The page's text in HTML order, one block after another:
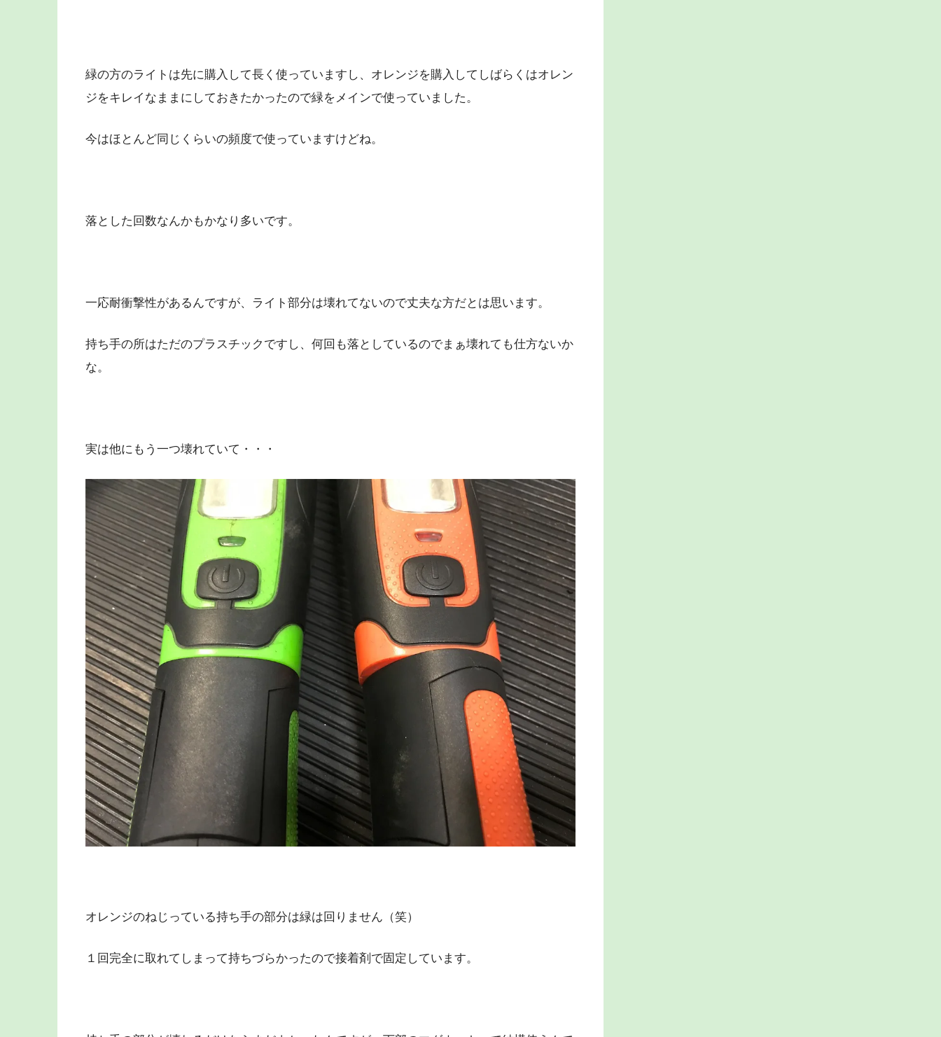
緑の方のライトは先に購入して長く使っていますし、オレンジを購入してしばらくはオレン
ジをキレイなままにしておきたかったので緑をメインで使っていました。
今はほとんど同じくらいの頻度で使っていますけどね。
落とした回数なんかもかなり多いです。
一応耐衝撃性があるんですが、ライト部分は壊れてないので丈夫な方だとは思います。
持ち手の所はただのプラスチックですし、何回も落としているのでまぁ壊れても仕方ないか
な。
実は他にもう一つ壊れていて・・・
オレンジのねじっている持ち手の部分は緑は回りません（笑）
１回完全に取れてしまって持ちづらかったので接着剤で固定しています。